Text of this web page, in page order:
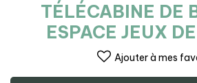
TÉLÉCABINE DE
ESPACE JEUX
Ajouter à mes